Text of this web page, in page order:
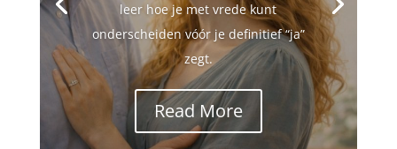
leer hoe je met vrede kunt
onderscheiden vóór je definitief “ja”
zegt.
Read More